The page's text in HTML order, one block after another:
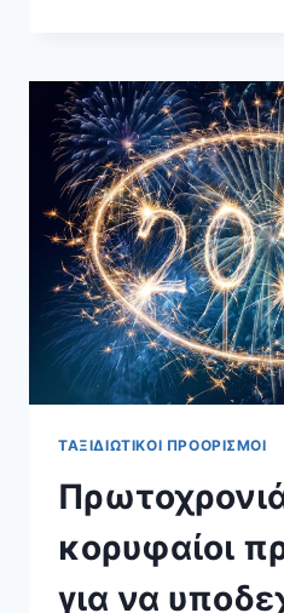
ΤΑΞΙΔΙΩΤΙΚΟΊ ΠΡΟΟΡΙΣΜΟΊ
κορυφαίοι
για να